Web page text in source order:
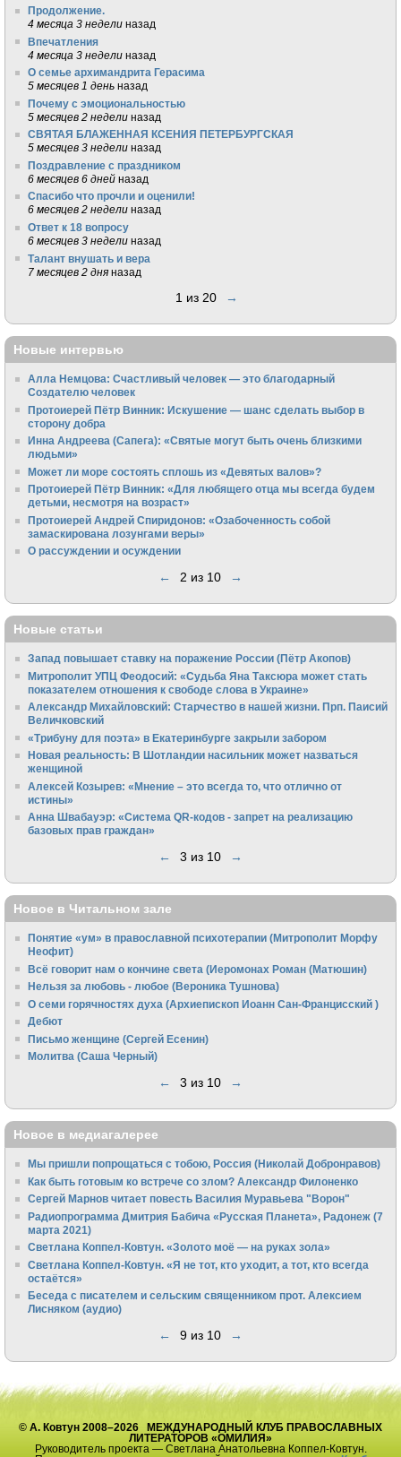
Продолжение.
4 месяца 3 недели назад
Впечатления
4 месяца 3 недели назад
О семье архимандрита Герасима
5 месяцев 1 день назад
Почему с эмоциональностью
5 месяцев 2 недели назад
СВЯТАЯ БЛАЖЕННАЯ КСЕНИЯ ПЕТЕРБУРГСКАЯ
5 месяцев 3 недели назад
Поздравление с праздником
6 месяцев 6 дней назад
Спасибо что прочли и оценили!
6 месяцев 2 недели назад
Ответ к 18 вопросу
6 месяцев 3 недели назад
Талант внушать и вера
7 месяцев 2 дня назад
1 из 20 →
Новые интервью
Алла Немцова: Счастливый человек — это благодарный
Создателю человек
Протоиерей Пётр Винник: Искушение — шанс сделать выбор в
сторону добра
Инна Андреева (Сапега): «Святые могут быть очень близкими
людьми»
Может ли море состоять сплошь из «Девятых валов»?
Протоиерей Пётр Винник: «Для любящего отца мы всегда будем
детьми, несмотря на возраст»
Протоиерей Андрей Спиридонов: «Озабоченность собой
замаскирована лозунгами веры»
О рассуждении и осуждении
← 2 из 10 →
Новые статьи
Запад повышает ставку на поражение России (Пётр Акопов)
Митрополит УПЦ Феодосий: «Судьба Яна Таксюра может стать
показателем отношения к свободе слова в Украине»
Алек­сандр Михайловский: Старчество в нашей жизни. Прп. Паисий
Величковский
«Трибуну для поэта» в Екатеринбурге закрыли забором
Новая реальность: В Шотландии насильник может назваться
женщиной
Алексей Козырев: «Мнение – это всегда то, что отлично от
истины»
Анна Швабауэр: «Система QR-кодов - запрет на реализацию
базовых прав граждан»
← 3 из 10 →
Новое в Читальном зале
Понятие «ум» в православной психотерапии (Митрополит Морфу
Неофит)
Всё говорит нам о кончине света (Иеромонах Роман (Матюшин)
Нельзя за любовь - любое (Вероника Тушнова)
О семи горячностях духа (Архиепископ Иоанн Сан-Францисский )
Дебют
Письмо женщине (Сергей Есенин)
Молитва (Саша Черный)
← 3 из 10 →
Новое в медиагалерее
Мы пришли попрощаться с тобою, Россия (Николай Добронравов)
Как быть готовым ко встрече со злом? Александр Филоненко
Сергей Марнов читает повесть Василия Муравьева "Ворон"
Радиопрограмма Дмитрия Бабича «Русская Планета», Радонеж (7
марта 2021)
Светлана Коппел-Ковтун. «Золото моё — на руках зола»
Светлана Коппел-Ковтун. «Я не тот, кто уходит, а тот, кто всегда
остаётся»
Беседа с писателем и сельским священником прот. Алексием
Лисняком (аудио)
← 9 из 10 →
© А. Ковтун 2008–2026 МЕЖДУНАРОДНЫЙ КЛУБ ПРАВОСЛАВНЫХ
ЛИТЕРАТОРОВ «ОМИЛИЯ»
Руководитель проекта — Светлана Анатольевна Коппел-Ковтун.